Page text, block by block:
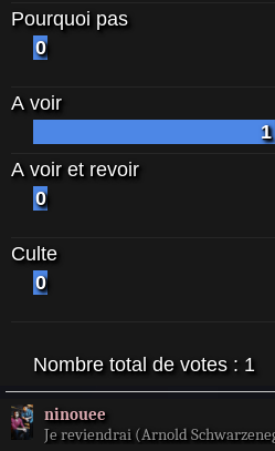
Pourquoi pas
0
A voir
1
A voir et revoir
0
Culte
0
Nombre total de votes : 1
ninouee
Je reviendrai (Arnold